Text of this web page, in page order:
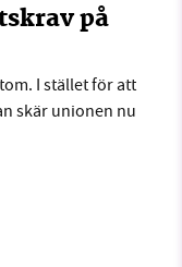
på
I stället för att
skär unionen nu